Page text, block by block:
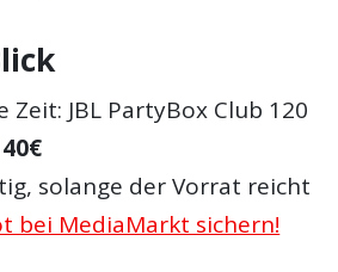
Zeit: JBL PartyBox Club 120
solange der Vorrat reicht
bei MediaMarkt sichern!